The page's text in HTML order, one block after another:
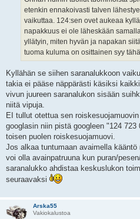
etenkin ennakoivasti talven
vaikuttaa. 124:sen ovet aukeaa
napakkuus ei ole läheskään
yllätyin, miten hyvän ja napakan
tuoma kuluma on osittainen syy
Kyllähän se siihen saranalukkoon
takia ei pääse näppärästi käsiksi
vivun juureen saranalukon sisään
niitä vipuja.
EI tullut otettua sen
googlasin niin pistä googleen "124
toisen puolen roiskesuojamuovi.
Jos alkaa tuntumaan avaimella
voi olla avainpatruuna kun puran/
saranalukko ahdistaa keskuslukon
seuraavaksi
Arska55
Vakiokalustoa